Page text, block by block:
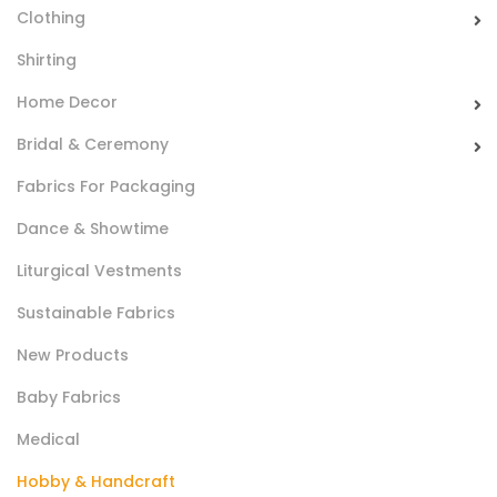
100% Polyester fabric, smooth and durable with a wide card
of vivid colors prints. It is mainly used for carnival costumes
Clothing
Shirting
Home Decor
Bridal & Ceremony
Fabrics For Packaging
Dance & Showtime
Liturgical Vestments
Sustainable Fabrics
New Products
Baby Fabrics
Medical
Hobby & Handcraft